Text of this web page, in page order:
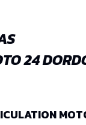
24